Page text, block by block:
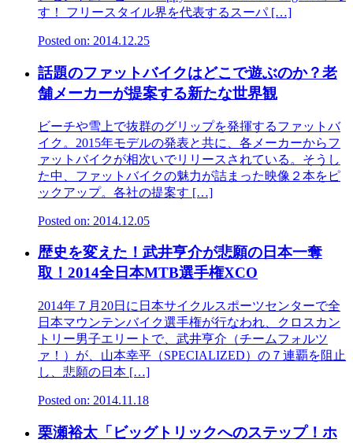
す！ フリースタイル界を代表するスーパ […]
Posted on: 2014.12.25
話題のファットバイクはどこで遊ぶのか？老
舗メーカーが提案する新たな世界観
ビーチや雪上で抜群のグリップを発揮するファットバ
イク。2015年モデルの発表と共に、各メーカーからフ
ァットバイクが相次いでリリースされている。そうし
た中、ファットバイクの魅力が詰まった映像２本をピ
ックアップ。各社の提案す […]
Posted on: 2014.12.05
歴史を変えた！武井亨介が悲願の日本一奪
取！2014全日本MTB選手権XCO
2014年７月20日に日本サイクルスポーツセンターで全
日本マウンテンバイク選手権が行なわれ、クロスカン
トリー男子エリートで、武井亨介（チームフォルツ
ァ！）が、山本幸平（SPECIALIZED）の７連覇を阻止
し、悲願の日本 […]
Posted on: 2014.11.18
栗瀬裕太「ビッグトリックへのステップ！ホ